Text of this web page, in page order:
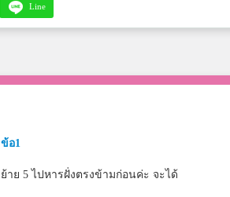
Line
ข้อ1
ย้าย 5 ไปหารฝั่งตรงข้ามก่อนค่ะ จะได้